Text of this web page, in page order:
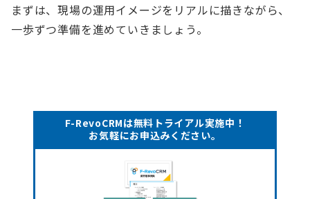
まずは、現場の運用イメージをリアルに描きながら、
一歩ずつ準備を進めていきましょう。
F-RevoCRMは無料トライアル実施中！
お気軽にお申込みください。